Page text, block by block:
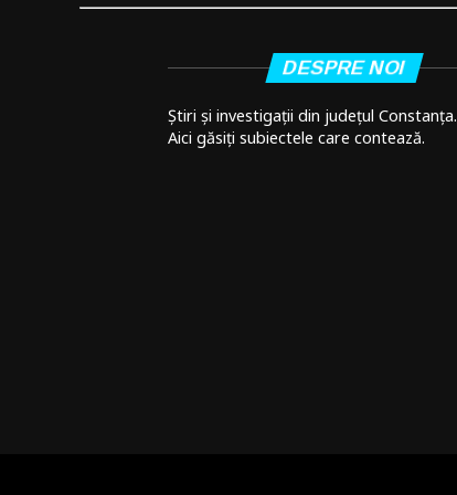
DESPRE NOI
Știri și investigații din județul Constanța.
Aici găsiți subiectele care contează.